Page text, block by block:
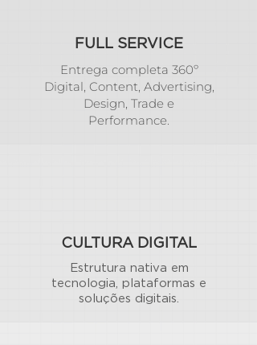
FULL SERVICE
Entrega completa 360º
Digital, Content, Advertising,
Design, Trade e
Performance.
CULTURA DIGITAL
Estrutura nativa em
tecnologia, plataformas e
soluções digitais.